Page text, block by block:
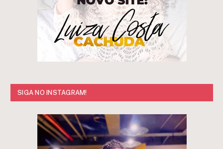
SIGA NO INSTAGRAM!